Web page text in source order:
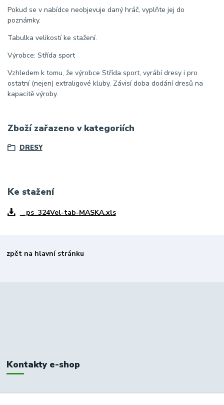
Pokud se v nabídce neobjevuje daný hráč, vyplňte jej do
poznámky.
Tabulka velikostí ke stažení.
Výrobce: Střída sport
Vzhledem k tomu, že výrobce Střída sport, vyrábí dresy i pro
ostatní (nejen) extraligové kluby. Závisí doba dodání dresů na
kapacitě výroby.
Zboží zařazeno v kategoriích
DRESY
Ke stažení
_ps_324Vel-tab-MASKA.xls
zpět na hlavní stránku
Kontakty e-shop
+420 326 748 155